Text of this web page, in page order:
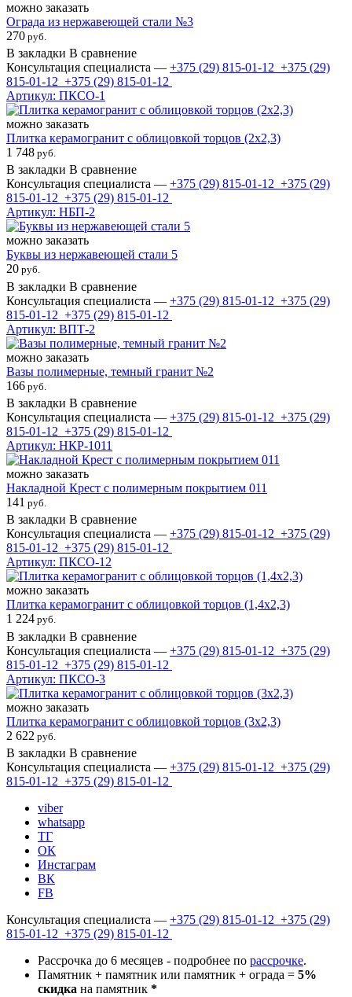
можно заказать
Ограда из нержавеющей стали №3
270 руб.
В закладки В сравнение
Консультация специалиста — +375 (29) 815-01-12 +375 (29)
815-01-12 +375 (29) 815-01-12
Артикул: ПКСО-1
можно заказать
Плитка керамогранит с облицовкой торцов (2х2,3)
1 748 руб.
В закладки В сравнение
Консультация специалиста — +375 (29) 815-01-12 +375 (29)
815-01-12 +375 (29) 815-01-12
Артикул: НБП-2
можно заказать
Буквы из нержавеющей стали 5
20 руб.
В закладки В сравнение
Консультация специалиста — +375 (29) 815-01-12 +375 (29)
815-01-12 +375 (29) 815-01-12
Артикул: ВПТ-2
можно заказать
Вазы полимерные, темный гранит №2
166 руб.
В закладки В сравнение
Консультация специалиста — +375 (29) 815-01-12 +375 (29)
815-01-12 +375 (29) 815-01-12
Артикул: НКР-1011
можно заказать
Накладной Крест с полимерным покрытием 011
141 руб.
В закладки В сравнение
Консультация специалиста — +375 (29) 815-01-12 +375 (29)
815-01-12 +375 (29) 815-01-12
Артикул: ПКСО-12
можно заказать
Плитка керамогранит с облицовкой торцов (1,4х2,3)
1 224 руб.
В закладки В сравнение
Консультация специалиста — +375 (29) 815-01-12 +375 (29)
815-01-12 +375 (29) 815-01-12
Артикул: ПКСО-3
можно заказать
Плитка керамогранит с облицовкой торцов (3х2,3)
2 622 руб.
В закладки В сравнение
Консультация специалиста — +375 (29) 815-01-12 +375 (29)
815-01-12 +375 (29) 815-01-12
viber
whatsapp
ТГ
ОК
Инстаграм
ВК
FB
Консультация специалиста — +375 (29) 815-01-12 +375 (29)
815-01-12 +375 (29) 815-01-12
Рассрочка до 6 месяцев - подробнее по рассрочке.
Памятник + памятник или памятник + ограда = 5%
скидка на памятник *